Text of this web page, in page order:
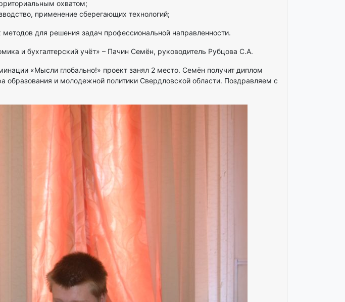
охватом;
применение сберегающих технологий;
для решения задач профессиональной направленности.
и бухгалтерский учёт» – Пачин Семён, руководитель Рубцова С.А.
«Мысли глобально!» проект занял 2 место. Семён получит диплом
и молодежной политики Свердловской области. Поздравляем с